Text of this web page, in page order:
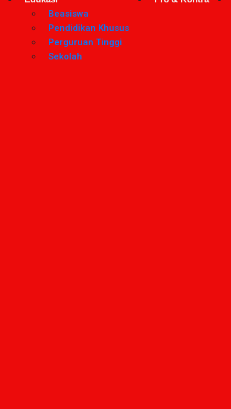
Beasiswa
Pendidikan Khusus
Perguruan Tinggi
Sekolah